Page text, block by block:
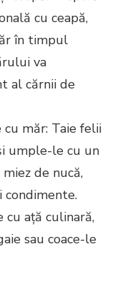
cu ceapă,
în timpul
va
al cărnii de
măr: Taie felii
umple-le cu un
de nucă,
condimente.
ață culinară,
sau coace-le